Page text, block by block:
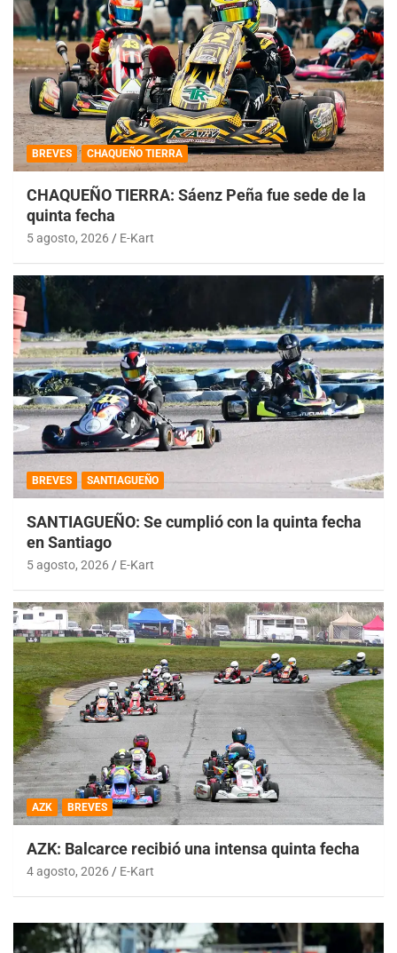
BREVES CHAQUEÑO TIERRA
CHAQUEÑO TIERRA: Sáenz Peña fue sede de la
quinta fecha
5 agosto, 2026 E-Kart
BREVES SANTIAGUEÑO
SANTIAGUEÑO: Se cumplió con la quinta fecha
en Santiago
5 agosto, 2026 E-Kart
AZK BREVES
AZK: Balcarce recibió una intensa quinta fecha
4 agosto, 2026 E-Kart